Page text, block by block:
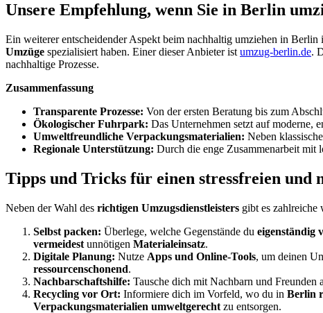
Unsere Empfehlung, wenn Sie in Berlin
Ein weiterer entscheidender Aspekt beim nachhaltig umziehen in
Umzüge spezialisiert haben. Einer dieser Anbieter ist umzug-berlin.de.
nachhaltige Prozesse.
Zusammenfassung
Transparente Prozesse: Von der ersten Beratung bis zum
Ökologischer Fuhrpark: Das Unternehmen setzt auf moderne,
Umweltfreundliche Verpackungsmaterialien: Neben
Regionale Unterstützung: Durch die enge Zusammenarbeit
Tipps und Tricks für einen stressfreien und
Neben der Wahl des richtigen Umzugsdienstleisters gibt es zahlreiche
Selbst packen: Überlege, welche Gegenstände du eigenständig
vermeidest unnötigen Materialeinsatz.
Digitale Planung: Nutze Apps und Online-Tools, um deinen
ressourcenschonend.
Nachbarschaftshilfe: Tausche dich mit Nachbarn und Freunden
Recycling vor Ort: Informiere dich im Vorfeld, wo du in Berlin
Verpackungsmaterialien umweltgerecht zu entsorgen.